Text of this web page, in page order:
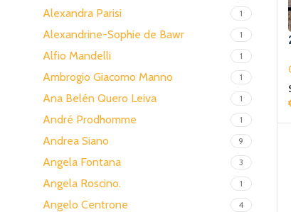
Alexandra Parisi 1
Alexandrine-Sophie de Bawr 1
Alfio Mandelli 1
Ambrogio Giacomo Manno 1
Ana Belén Quero Leiva 1
André Prodhomme 1
Andrea Siano 9
Angela Fontana 3
Angela Roscino. 1
Angelo Centrone 4